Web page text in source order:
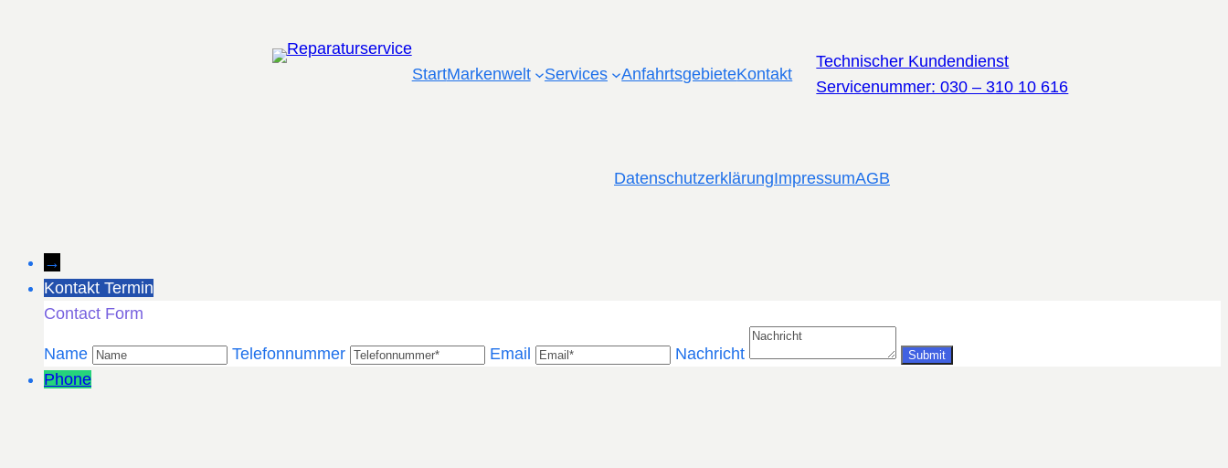
StartMarkenwelt Services AnfahrtsgebieteKontakt
Technischer Kundendienst
Servicenummer: 030 – 310 10 616
DatenschutzerklärungImpressumAGB
→
Kontakt Termin
Contact Form
Name Telefonnummer Email
Nachricht
Phone